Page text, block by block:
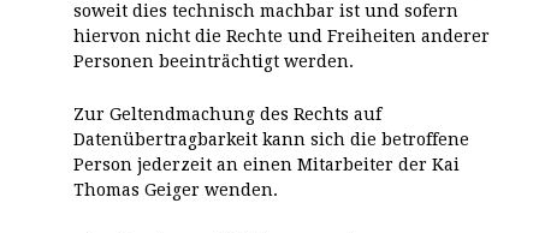
soweit dies technisch machbar ist und sofern
hiervon nicht die Rechte und Freiheiten anderer
Personen beeinträchtigt werden.
Zur Geltendmachung des Rechts auf
Datenübertragbarkeit kann sich die betroffene
Person jederzeit an einen Mitarbeiter der Kai
Thomas Geiger wenden.